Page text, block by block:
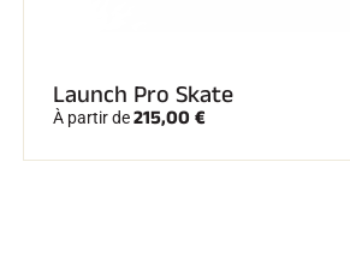
Launch Pro Skate
À partir de215,00 €